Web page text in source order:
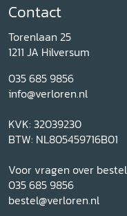
Contact
Torenlaan 25
1211 JA Hilversum
035 685 9856
info@verloren.nl
KVK: 32039230
BTW: NL805459716B01
Voor vragen over
035 685 9856
bestel@verloren.nl